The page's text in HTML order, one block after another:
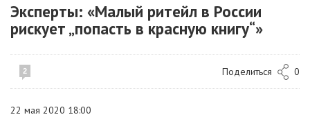
Эксперты: «Малый ритейл в России
рискует „попасть в красную книгу“»
2 Поделиться 0
22 мая 2020 18:00